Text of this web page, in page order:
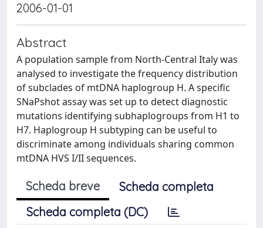
2006-01-01
Abstract
A population sample from North-Central Italy was
analysed to investigate the frequency distribution
of subclades of mtDNA haplogroup H. A specific
SNaPshot assay was set up to detect diagnostic
mutations identifying subhaplogroups from H1 to
H7. Haplogroup H subtyping can be useful to
discriminate among individuals sharing common
mtDNA HVS I/II sequences.
Scheda breve
Scheda completa
Scheda completa (DC)